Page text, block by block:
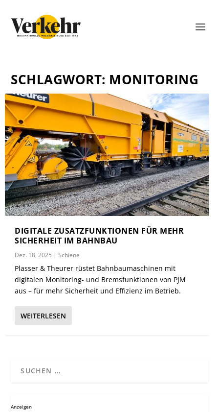
SCHLAGWORT: MONITORING
DIGITALE ZUSATZFUNKTIONEN FÜR MEHR
SICHERHEIT IM BAHNBAU
Dez. 18, 2025 |Schiene
Plasser & Theurer rüstet Bahnbaumaschinen mit
digitalen Monitoring- und Bremsfunktionen von PJM
aus – für mehr Sicherheit und Effizienz im Betrieb.
WEITERLESEN
Anzeigen